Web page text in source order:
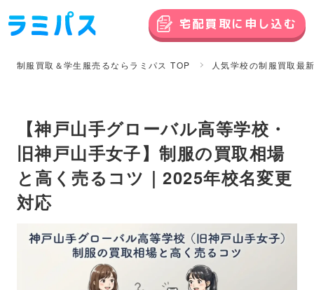
宅配買取に申し込む
制服買取＆学生服売るならラミパス TOP 人気学校の制服買取最
【神戸山手グローバル高等学校・
旧神戸山手女子】制服の買取相場
と高く売るコツ｜2025年校名変更
対応